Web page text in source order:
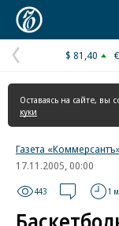
Предыдущая
страница
$ 81,40
Оставаясь на сайте, вы
куки
Газета
17.11.2005, 00:00
443 1